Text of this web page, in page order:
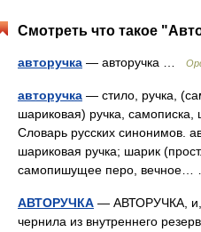
Смотреть что такое
авторучка — авторучка …
авторучка — стило, ручка,
шариковая) ручка, самописка,
Словарь русских синонимов.
шариковая ручка; шарик
самопишущее перо,
АВТОРУЧКА — АВТОРУЧКА, и,
чернила из внутреннего